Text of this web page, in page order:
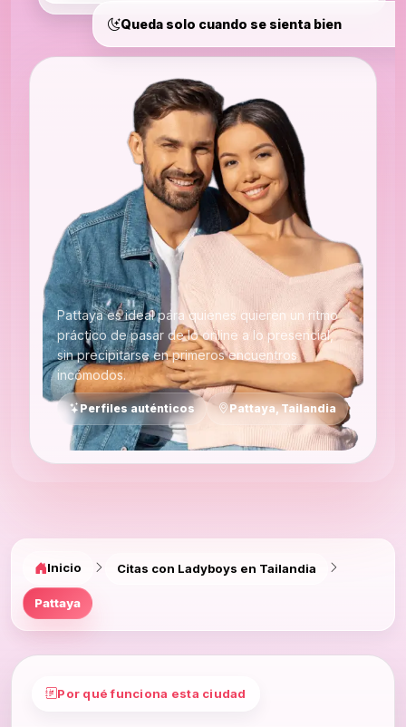
Queda solo cuando se sienta bien
Pattaya es ideal para quienes quieren un ritmo
práctico de pasar de lo online a lo presencial,
sin precipitarse en primeros encuentros
incómodos.
Perfiles auténticos Pattaya, Tailandia
Inicio Citas con Ladyboys en Tailandia
Pattaya
Por qué funciona esta ciudad